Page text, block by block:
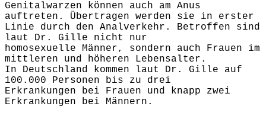
Genitalwarzen können auch am Anus
auftreten. Übertragen werden sie in erster
Linie durch den Analverkehr. Betroffen sind
laut Dr. Gille nicht nur
homosexuelle Männer, sondern auch Frauen im
mittleren und höheren Lebensalter.
In Deutschland kommen laut Dr. Gille auf
100.000 Personen bis zu drei
Erkrankungen bei Frauen und knapp zwei
Erkrankungen bei Männern.